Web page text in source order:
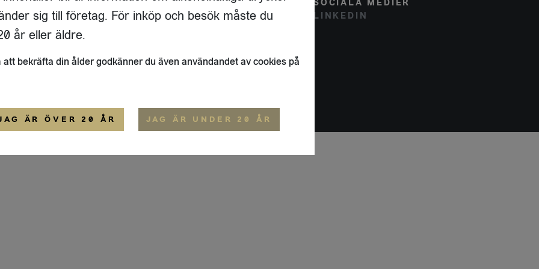
17 A
STOCKHOLM
FLAIVY
OM OSS
SOCIALA MEDIER
LINKEDIN
ALLMÄNNA VILLKOR
sig till företag. För inköp och besök måste du
år eller äldre.
att bekräfta din ålder godkänner du även användandet av cookies på
ÄR ÖVER 20 ÅR JAG ÄR UNDER 20 ÅR